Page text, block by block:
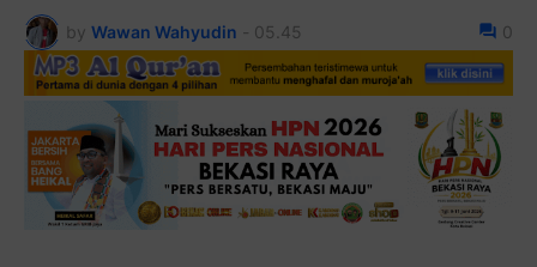
by Wawan Wahyudin - 05.45 0